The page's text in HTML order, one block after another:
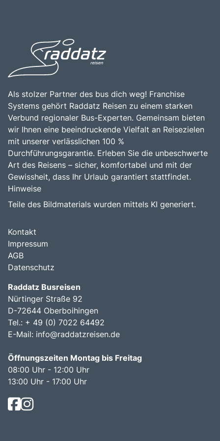
zu einem bereichernden Erlebnis für alle, die die
Faszination dieser einzigartigen polnischen Region
erleben möchten.
Als stolzer Partner des bus dich weg! Franchise
Systems gehört Raddatz Reisen zu einem starken
Verbund regionaler Bus-Experten. Gemeinsam bieten
wir Ihnen eine beeindruckende Vielfalt an Reisezielen
mit unserer verlässlichen 100 %
Durchführungsgarantie. Erleben Sie die unbeschwerte
Art des Reisens – sicher, komfortabel und mit der
Gewissheit, dass Ihr Urlaub garantiert stattfindet.
Hinweise
Teile des Bildmaterials wurden mittels KI generiert.
Kontakt
Impressum
AGB
Datenschutz
Raddatz Busreisen
Nürtinger Straße 92
D-72644 Oberboihingen
Tel.: + 49 (0) 7022 64492
E-Mail: info@raddatzreisen.de
Öffnungszeiten Montag bis Freitag
08:00 Uhr - 12:00 Uhr
13:00 Uhr - 17:00 Uhr